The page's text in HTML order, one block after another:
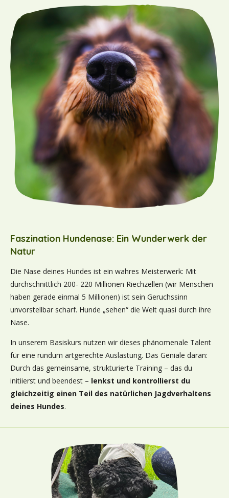
Faszination Hundenase: Ein Wunderwerk der
Natur
Die Nase deines Hundes ist ein wahres Meisterwerk: Mit
durchschnittlich 200- 220 Millionen Riechzellen (wir Menschen
haben gerade einmal 5 Millionen) ist sein Geruchssinn
unvorstellbar scharf. Hunde „sehen“ die Welt quasi durch ihre
Nase.
In unserem Basiskurs nutzen wir dieses phänomenale Talent
für eine rundum artgerechte Auslastung. Das Geniale daran:
Durch das gemeinsame, strukturierte Training – das du
initiierst und beendest – lenkst und kontrollierst du
gleichzeitig einen Teil des natürlichen Jagdverhaltens
deines Hundes.